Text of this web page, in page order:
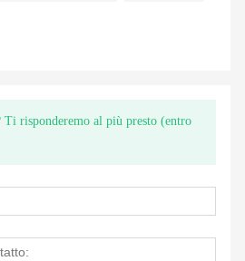
risponderemo al più presto (entro